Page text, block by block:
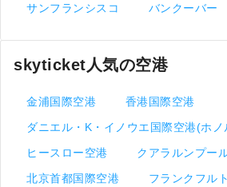
サンフランシスコ
バンクーバー
skyticket人気の空港
金浦国際空港
香港国際空港
ダニエル・K・イノウエ国際空港(ホノ
ヒースロー空港
クアラルンプー
北京首都国際空港
フランクフル